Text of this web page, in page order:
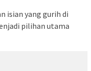
isian yang gurih di
pilihan utama